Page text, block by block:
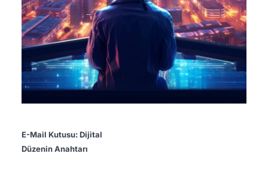
E-Mail Kutusu: Dijital
Düzenin Anahtarı